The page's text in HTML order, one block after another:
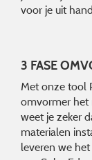
voor je uit
3 FASE
Met onze tool
omvormer het
weet je zeker
materialen
leveren we